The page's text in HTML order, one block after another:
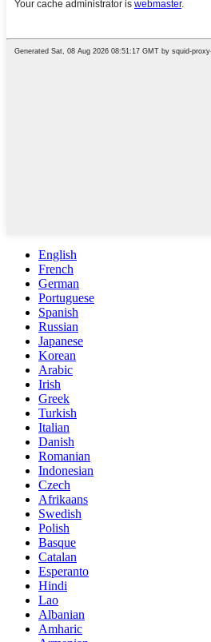
English
French
German
Portuguese
Spanish
Russian
Japanese
Korean
Arabic
Irish
Greek
Turkish
Italian
Danish
Romanian
Indonesian
Czech
Afrikaans
Swedish
Polish
Basque
Catalan
Esperanto
Hindi
Lao
Albanian
Amharic